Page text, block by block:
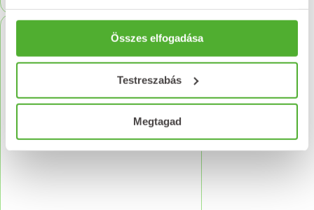
Összes elfogadása
Testreszabás
Megtagad